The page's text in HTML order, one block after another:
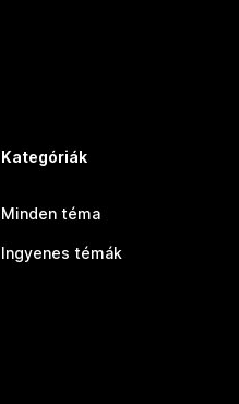
Kategóriák
Minden téma
Ingyenes témák